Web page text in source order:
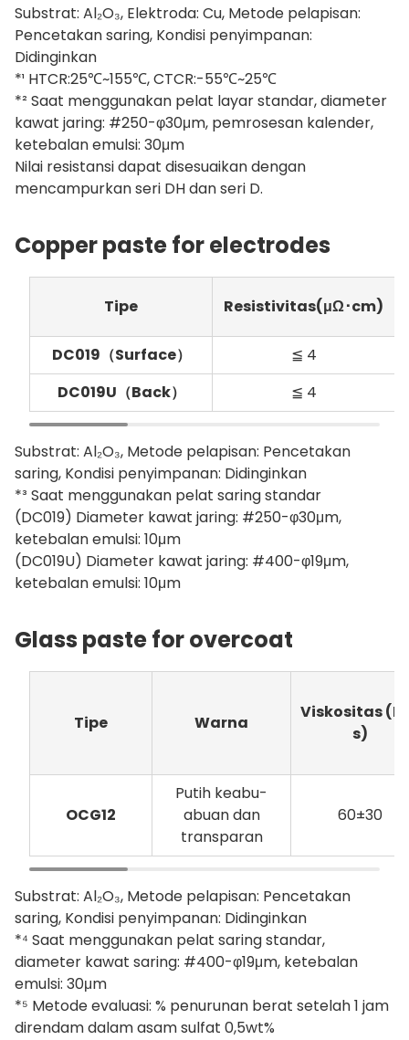
Substrat: Al₂O₃, Elektroda: Cu, Metode pelapisan:
Pencetakan saring, Kondisi penyimpanan:
Didinginkan
*¹ HTCR:25℃~155℃, CTCR:-55℃~25℃
*² Saat menggunakan pelat layar standar, diameter
kawat jaring: #250-φ30μm, pemrosesan kalender,
ketebalan emulsi: 30μm
Nilai resistansi dapat disesuaikan dengan
mencampurkan seri DH dan seri D.
Copper paste for electrodes
Tipe Resistivitas(μΩ･cm)
DC019（Surface）
≦ 4
DC019U（Back）
≦ 4
Substrat: Al₂O₃, Metode pelapisan: Pencetakan
saring, Kondisi penyimpanan: Didinginkan
*³ Saat menggunakan pelat saring standar
(DC019) Diameter kawat jaring: #250-φ30μm,
ketebalan emulsi: 10μm
(DC019U) Diameter kawat jaring: #400-φ19μm,
ketebalan emulsi: 10μm
Glass paste for overcoat
Tipe Warna
Viskositas
s)
OCG12
Putih keabu-
abuan dan
transparan
60±30
Substrat: Al₂O₃, Metode pelapisan: Pencetakan
saring, Kondisi penyimpanan: Didinginkan
*⁴ Saat menggunakan pelat saring standar,
diameter kawat saring: #400-φ19μm, ketebalan
emulsi: 30μm
*⁵ Metode evaluasi: % penurunan berat setelah 1 jam
direndam dalam asam sulfat 0,5wt%